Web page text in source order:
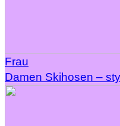
Frau
Damen Skihosen –